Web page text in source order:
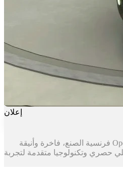
إعلان
سيارة DS7 موديل Opera 2019 فرنسية الصنع، فاخرة وأنيقة
حصري وتكنولوجيا متقدمة لتجربة